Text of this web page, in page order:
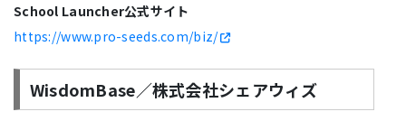
School Launcher公式サイト
https://www.pro-seeds.com/biz/
WisdomBase／株式会社シェアウィズ